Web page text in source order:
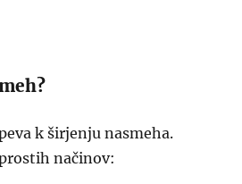
k širjenju nasmeha.
načinov: